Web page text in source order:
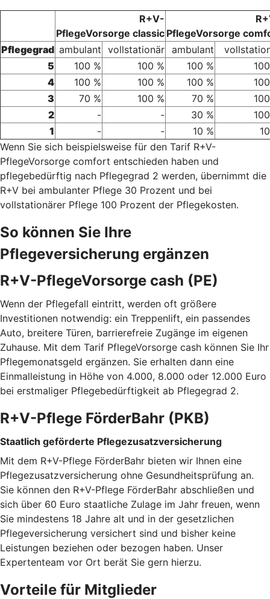
R+V-
PflegeVorsorge classic PflegeVorsorge
Pflegegrad ambulant vollstationär ambulant
5
100 % 100 % 100 %
4
100 % 100 % 100 %
3
70 % 100 % 70 %
2
- - 30 %
1
- - 10 %
Wenn Sie sich beispielsweise für den Tarif R+V-
PflegeVorsorge comfort entschieden haben und
pflegebedürftig nach Pflegegrad 2 werden, übernimmt die
R+V bei ambulanter Pflege 30 Prozent und bei
vollstationärer Pflege 100 Prozent der Pflegekosten.
So können Sie Ihre
Pflegeversicherung ergänzen
R+V-PflegeVorsorge cash (PE)
Wenn der Pflegefall eintritt, werden oft größere
Investitionen notwendig: ein Treppenlift, ein passendes
Auto, breitere Türen, barrierefreie Zugänge im eigenen
Zuhause. Mit dem Tarif PflegeVorsorge cash können Sie Ihr
Pflegemonatsgeld ergänzen. Sie erhalten dann eine
Einmalleistung in Höhe von 4.000, 8.000 oder 12.000 Euro
bei erstmaliger Pflegebedürftigkeit ab Pflegegrad 2.
R+V-Pflege FörderBahr (PKB)
Staatlich geförderte Pflegezusatzversicherung
Mit dem R+V-Pflege FörderBahr bieten wir Ihnen eine
Pflegezusatzversicherung ohne Gesundheitsprüfung an.
Sie können den R+V-Pflege FörderBahr abschließen und
sich über 60 Euro staatliche Zulage im Jahr freuen, wenn
Sie mindestens 18 Jahre alt und in der gesetzlichen
Pflegeversicherung versichert sind und bisher keine
Leistungen beziehen oder bezogen haben. Unser
Expertenteam vor Ort berät Sie gern hierzu.
Vorteile für Mitglieder